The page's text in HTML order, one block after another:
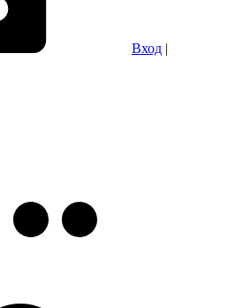
Вход |